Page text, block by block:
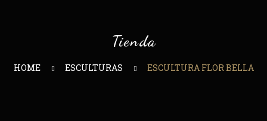
Tienda
HOME ESCULTURAS ESCULTURA FLOR BELLA